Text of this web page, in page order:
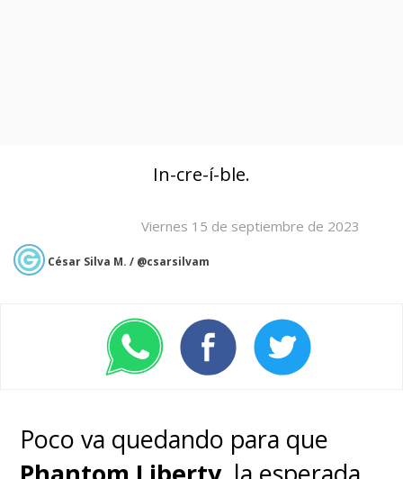
In-cre-í-ble.
Viernes 15 de septiembre de 2023
César Silva M. / @csarsilvam
Poco va quedando para que